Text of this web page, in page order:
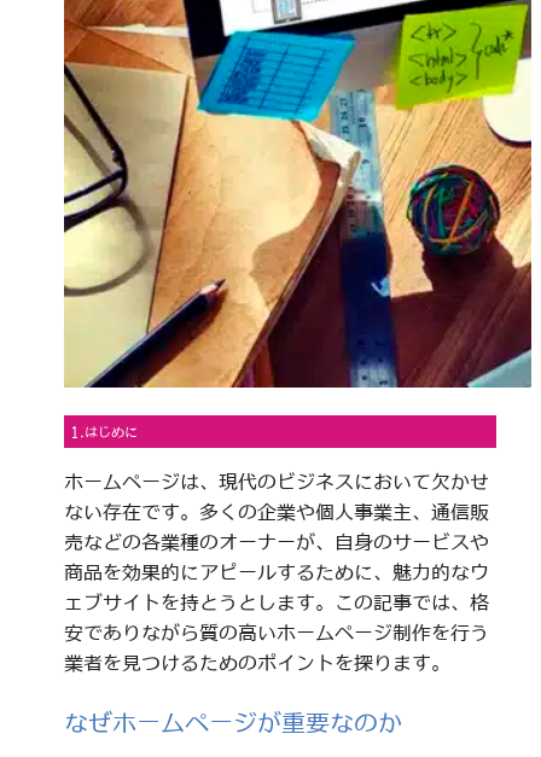
1.はじめに
ホームページは、現代のビジネスにおいて欠かせ
ない存在です。多くの企業や個人事業主、通信販
売などの各業種のオーナーが、自身のサービスや
商品を効果的にアピールするために、魅力的なウ
ェブサイトを持とうとします。この記事では、格
安でありながら質の高いホームページ制作を行う
業者を見つけるためのポイントを探ります。
なぜホームページが重要なのか